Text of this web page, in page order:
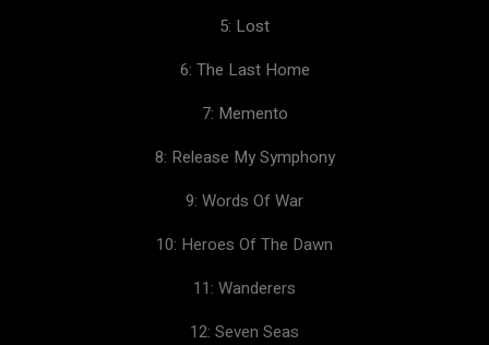
5: Lost
6: The Last Home
7: Memento
8: Release My Symphony
9: Words Of War
10: Heroes Of The Dawn
11: Wanderers
12: Seven Seas